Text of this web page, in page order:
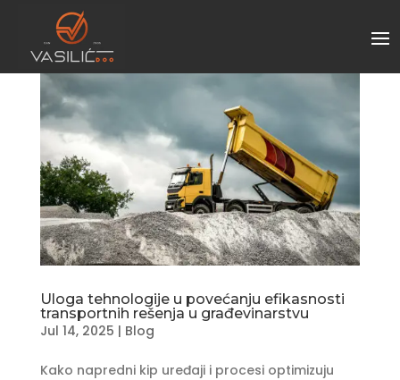
Uloga tehnologije u povećanju efikasnosti
transportnih rešenja u građevinarstvu
Jul 14, 2025 | Blog
Kako napredni kip uređaji i procesi optimizuju